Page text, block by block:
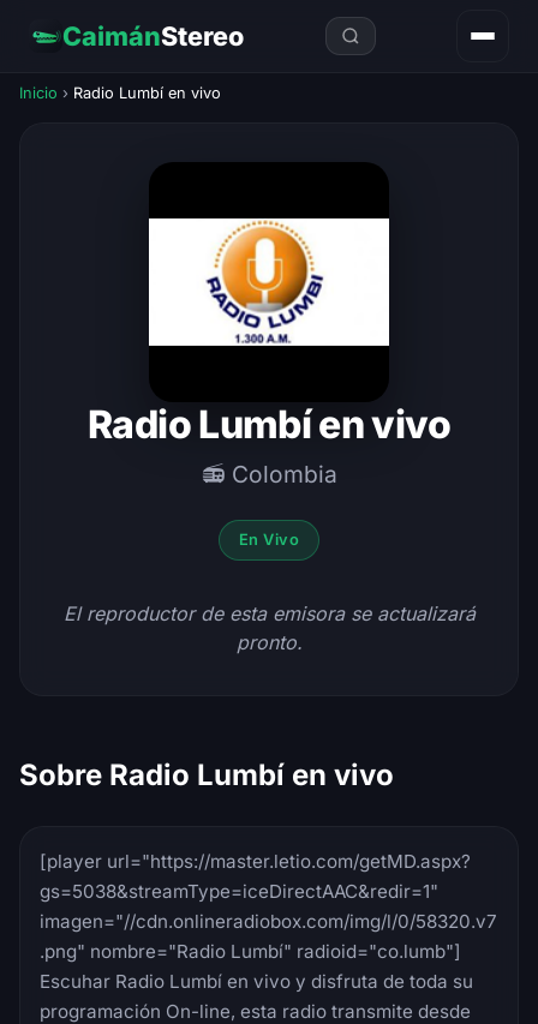
CaimánStereo
Inicio › Radio Lumbí en vivo
Radio Lumbí en vivo
📻 Colombia
En Vivo
El reproductor de esta emisora se actualizará
pronto.
Sobre Radio Lumbí en vivo
[player url="https://master.letio.com/getMD.aspx?
gs=5038&streamType=iceDirectAAC&redir=1"
imagen="//cdn.onlineradiobox.com/img/l/0/58320.v7
.png" nombre="Radio Lumbí" radioid="co.lumb"]
Escuhar Radio Lumbí en vivo y disfruta de toda su
programación On-line, esta radio transmite desde